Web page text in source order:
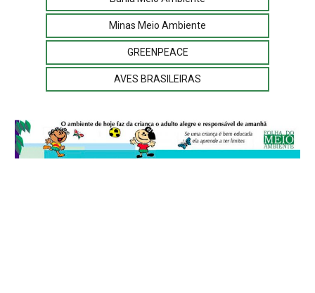
Minas Meio Ambiente
GREENPEACE
AVES BRASILEIRAS